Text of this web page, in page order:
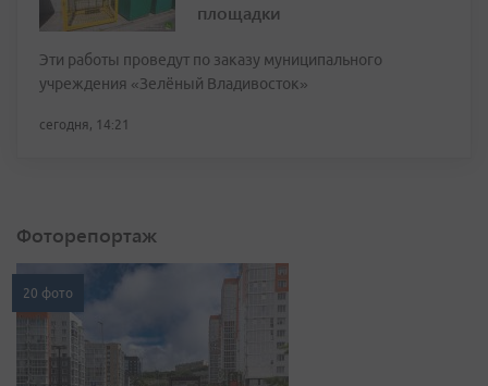
площадки
Эти работы проведут по заказу муниципального
учреждения «Зелёный Владивосток»
сегодня, 14:21
Фоторепортаж
20 фото